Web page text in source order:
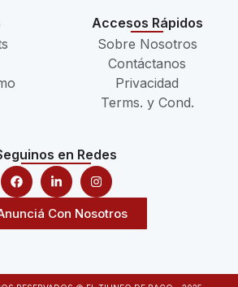
Accesos Rápidos
Sobre Nosotros
Contáctanos
Privacidad
Terms. y Cond.
en Redes
Con Nosotros